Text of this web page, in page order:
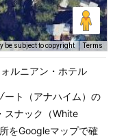
be subject to copyright Terms
ルニアン・ホテル
ート（アナハイム）の
スナック（White
をGoogleマップで確